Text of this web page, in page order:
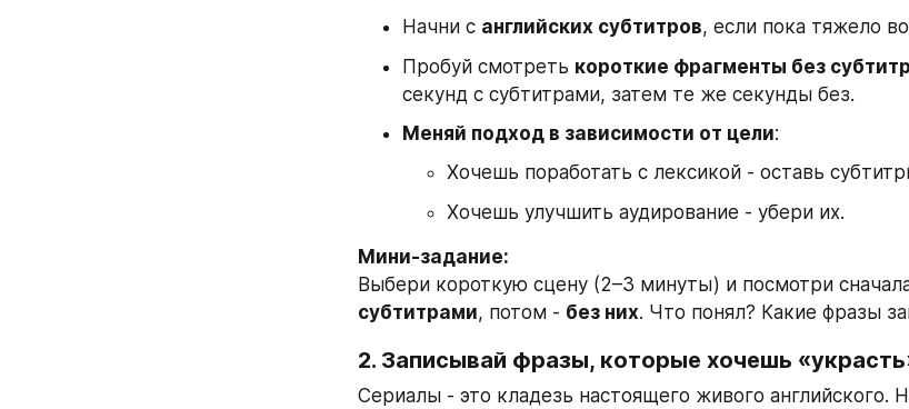
Начни с английских субтитров, если пока тяжело
Пробуй смотреть короткие фрагменты без
секунд с субтитрами, затем те же секунды без.
Меняй подход в зависимости от цели:
Хочешь поработать с лексикой - оставь
Хочешь улучшить аудирование - убери их.
Мини-задание:
Выбери короткую сцену (2–3 минуты) и посмотри
субтитрами, потом - без них. Что понял? Какие фразы
2. Записывай фразы, которые хочешь
Сериалы - это кладезь настоящего живого английского.